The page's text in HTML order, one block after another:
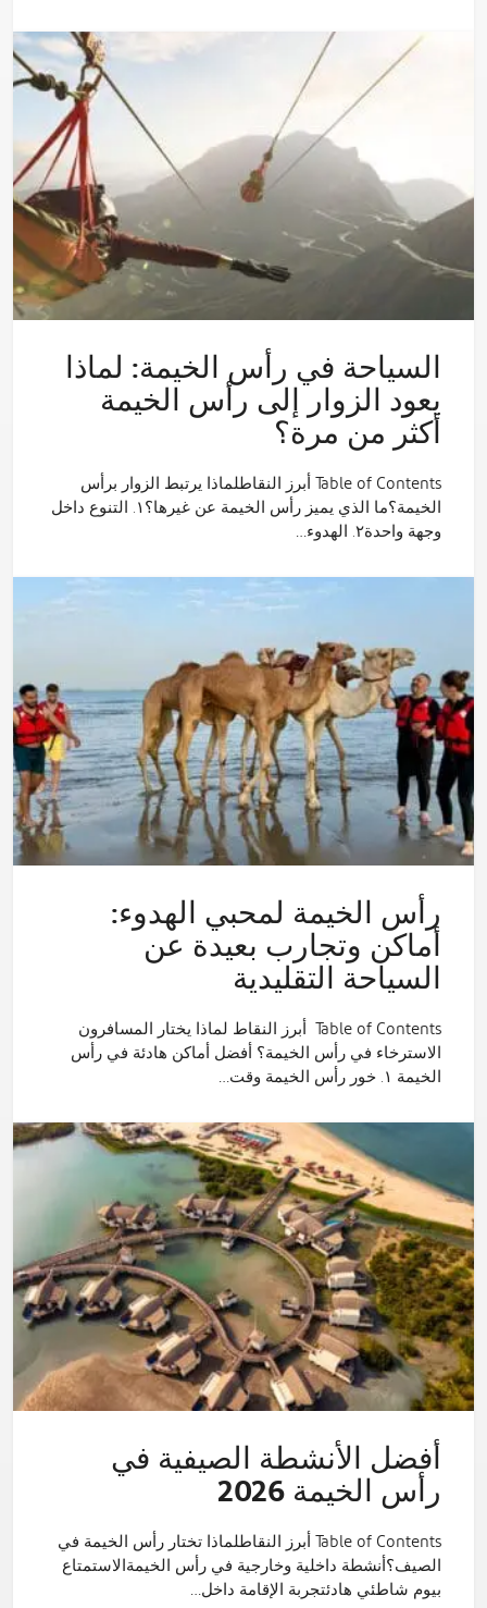
السياحة في رأس الخيمة: لماذا
يعود الزوار إلى رأس الخيمة
أكثر من مرة؟
Table of Contents أبرز النقاطلماذا يرتبط الزوار برأس
الخيمة؟ما الذي يميز رأس الخيمة عن غيرها؟١. التنوع داخل
وجهة واحدة٢. الهدوء…
رأس الخيمة لمحبي الهدوء:
أماكن وتجارب بعيدة عن
السياحة التقليدية
Table of Contents أبرز النقاط لماذا يختار المسافرون
الاسترخاء في رأس الخيمة؟ أفضل أماكن هادئة في رأس
الخيمة ١. خور رأس الخيمة وقت…
أفضل الأنشطة الصيفية في
رأس الخيمة 2026
Table of Contents أبرز النقاطلماذا تختار رأس الخيمة في
الصيف؟أنشطة داخلية وخارجية في رأس الخيمةالاستمتاع
بيوم شاطئي هادئتجربة الإقامة داخل…